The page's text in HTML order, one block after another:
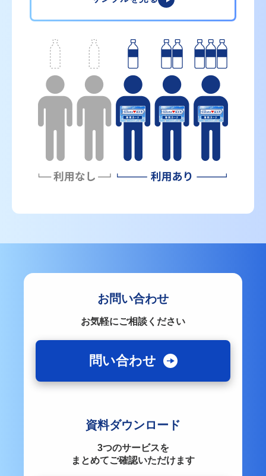
お問い合わせ
お気軽にご相談ください
問い合わせ
資料ダウンロード
3つのサービスを
まとめてご確認いただけます